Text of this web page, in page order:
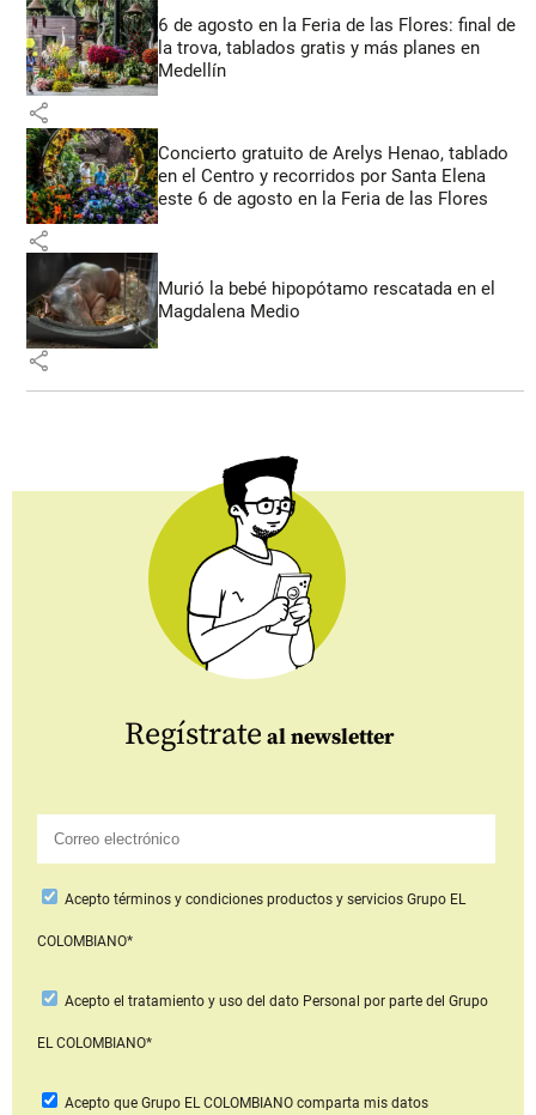
6 de agosto en la Feria de las Flores: final de
la trova, tablados gratis y más planes en
Medellín
share
Concierto gratuito de Arelys Henao, tablado
en el Centro y recorridos por Santa Elena
este 6 de agosto en la Feria de las Flores
share
Murió la bebé hipopótamo rescatada en el
Magdalena Medio
share
Regístrate al newsletter
Aceptotérminos y condiciones productos y serviciosGrupo EL
COLOMBIANO*
Acepto el tratamiento y uso del dato Personal por parte del Grupo
EL COLOMBIANO*
Acepto que Grupo EL COLOMBIANOcomparta mis datos